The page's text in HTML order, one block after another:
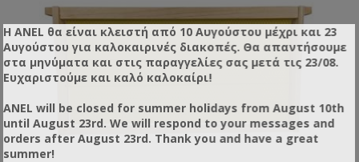
Η ANEL θα είναι κλειστή από 10 Αυγούστου μέχρι και 23
Αυγούστου για καλοκαιρινές διακοπές. Θα απαντήσουμε
στα μηνύματα και στις παραγγελίες σας μετά τις 23/08.
Ευχαριστούμε και καλό καλοκαίρι!
ANEL will be closed for summer holidays from August 10th
until August 23rd. We will respond to your messages and
orders after August 23rd. Thank you and have a great
summer!